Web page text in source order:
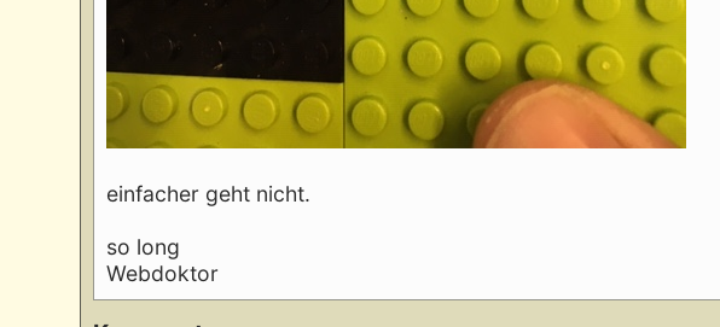
einfacher geht nicht.
so long
Webdoktor